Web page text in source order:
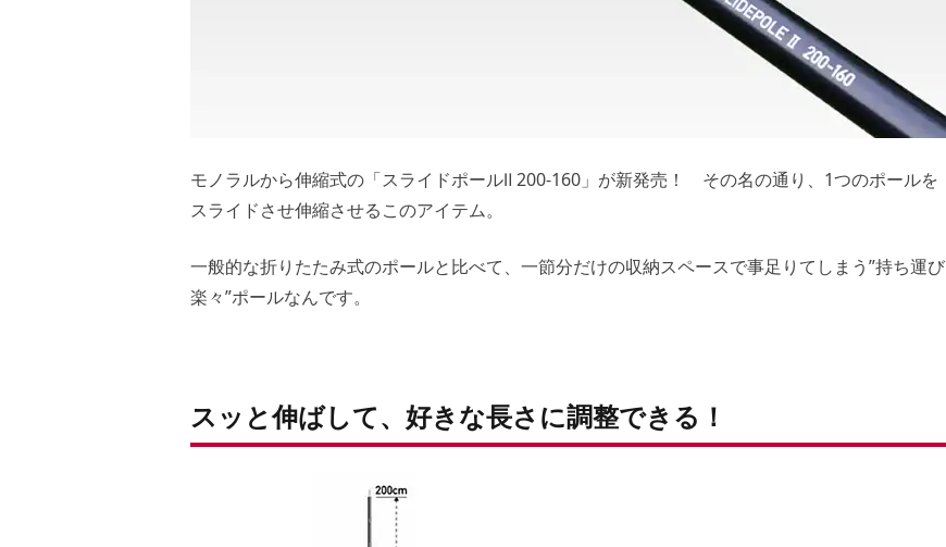
モノラルから伸縮式の「スライドポールⅡ 200-160」が新発売！ その名の通り、1つのポールを
スライドさせ伸縮させるこのアイテム。
一般的な折りたたみ式のポールと比べて、一節分だけの収納スペースで事足りてしまう”持ち運び
楽々”ポールなんです。
スッと伸ばして、好きな長さに調整できる！